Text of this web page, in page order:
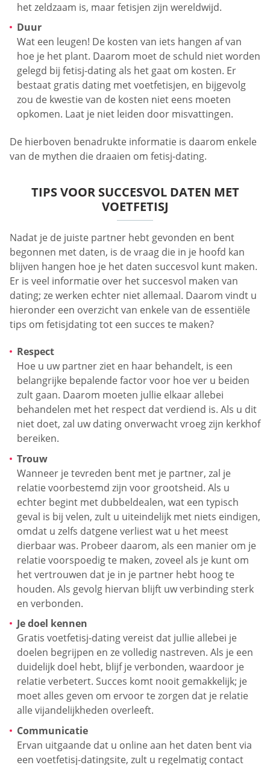
het zeldzaam is, maar fetisjen zijn wereldwijd.
Duur
Wat een leugen! De kosten van iets hangen af van
hoe je het plant. Daarom moet de schuld niet worden
gelegd bij fetisj-dating als het gaat om kosten. Er
bestaat gratis dating met voetfetisjen, en bijgevolg
zou de kwestie van de kosten niet eens moeten
opkomen. Laat je niet leiden door misvattingen.
De hierboven benadrukte informatie is daarom enkele
van de mythen die draaien om fetisj-dating.
TIPS VOOR SUCCESVOL DATEN MET
VOETFETISJ
Nadat je de juiste partner hebt gevonden en bent
begonnen met daten, is de vraag die in je hoofd kan
blijven hangen hoe je het daten succesvol kunt maken.
Er is veel informatie over het succesvol maken van
dating; ze werken echter niet allemaal. Daarom vindt u
hieronder een overzicht van enkele van de essentiële
tips om fetisjdating tot een succes te maken?
Respect
Hoe u uw partner ziet en haar behandelt, is een
belangrijke bepalende factor voor hoe ver u beiden
zult gaan. Daarom moeten jullie elkaar allebei
behandelen met het respect dat verdiend is. Als u dit
niet doet, zal uw dating onverwacht vroeg zijn kerkhof
bereiken.
Trouw
Wanneer je tevreden bent met je partner, zal je
relatie voorbestemd zijn voor grootsheid. Als u
echter begint met dubbeldealen, wat een typisch
geval is bij velen, zult u uiteindelijk met niets eindigen,
omdat u zelfs datgene verliest wat u het meest
dierbaar was. Probeer daarom, als een manier om je
relatie voorspoedig te maken, zoveel als je kunt om
het vertrouwen dat je in je partner hebt hoog te
houden. Als gevolg hiervan blijft uw verbinding sterk
en verbonden.
Je doel kennen
Gratis voetfetisj-dating vereist dat jullie allebei je
doelen begrijpen en ze volledig nastreven. Als je een
duidelijk doel hebt, blijf je verbonden, waardoor je
relatie verbetert. Succes komt nooit gemakkelijk; je
moet alles geven om ervoor te zorgen dat je relatie
alle vijandelijkheden overleeft.
Communicatie
Ervan uitgaande dat u online aan het daten bent via
een voetfetisj-datingsite, zult u regelmatig contact